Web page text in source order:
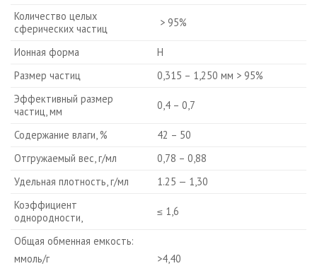
Количество целых
сферических частиц
> 95%
Ионная форма
Н
Размер частиц
0,315 – 1,250 мм > 95%
Эффективный размер
частиц, мм
0,4 – 0,7
Содержание влаги, %
42 – 50
Отгружаемый вес, г/мл
0,78 – 0,88
Удельная плотность, г/мл
1.25 — 1,30
Коэффициент
однородности,
≤ 1,6
Общая обменная емкость:
ммоль/г
>4,40